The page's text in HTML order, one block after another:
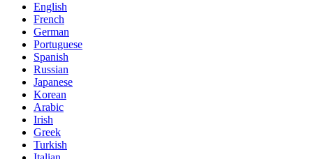
English
French
German
Portuguese
Spanish
Russian
Japanese
Korean
Arabic
Irish
Greek
Turkish